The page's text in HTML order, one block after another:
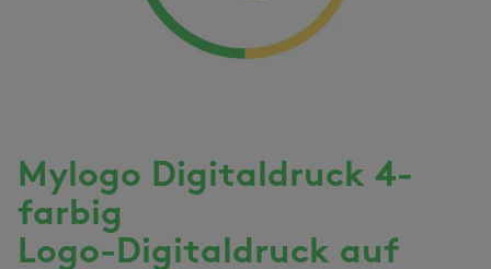
Mylogo Digitaldruck 4-
farbig
Logo-Digitaldruck auf